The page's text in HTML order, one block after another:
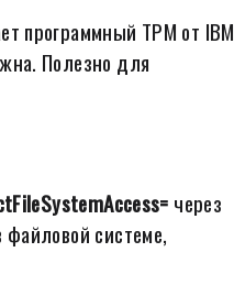
программный TPM от IBM
Полезно для
через
файловой системе,